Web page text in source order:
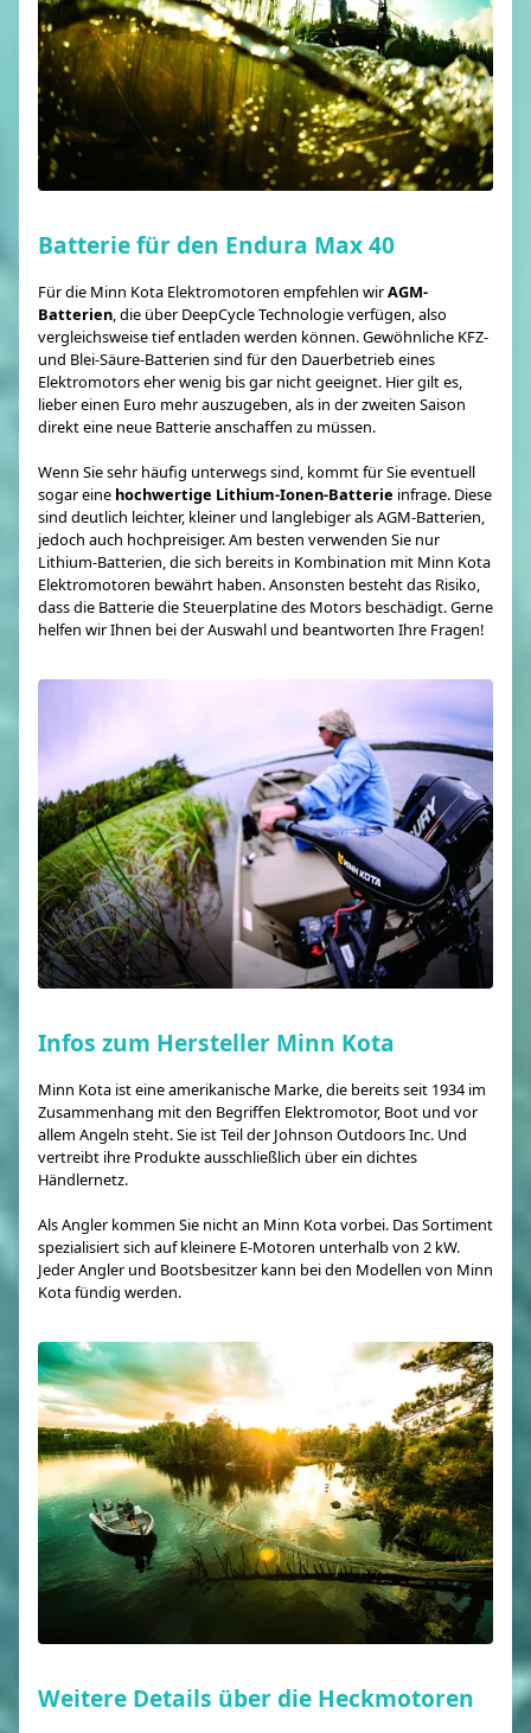
Batterie für den Endura Max 40
Für die Minn Kota Elektromotoren empfehlen wirAGM-
Batterien, die über DeepCycle Technologie verfügen, also
vergleichsweise tief entladen werden können. Gewöhnliche KFZ-
und Blei-Säure-Batterien sind für den Dauerbetrieb eines
Elektromotors eher wenig bis gar nicht geeignet. Hier gilt es,
lieber einen Euro mehr auszugeben, als in der zweiten Saison
direkt eine neue Batterie anschaffen zu müssen.
Wenn Sie sehr häufig unterwegs sind, kommt für Sie eventuell
sogar eine hochwertige Lithium-Ionen-Batterie infrage. Diese
sind deutlich leichter, kleiner und langlebiger als AGM-Batterien,
jedoch auch hochpreisiger. Am besten verwenden Sie nur
Lithium-Batterien, die sich bereits in Kombination mit Minn Kota
Elektromotoren bewährt haben. Ansonsten besteht das Risiko,
dass die Batterie die Steuerplatine des Motors beschädigt. Gerne
helfen wir Ihnen bei der Auswahl und beantworten Ihre Fragen!
Infos zum Hersteller Minn Kota
Minn Kota ist eine amerikanische Marke, die bereits seit 1934 im
Zusammenhang mit den Begriffen Elektromotor, Boot und vor
allem Angeln steht. Sie ist Teil der Johnson Outdoors Inc. Und
vertreibt ihre Produkte ausschließlich über ein dichtes
Händlernetz.
Als Angler kommen Sie nicht an Minn Kota vorbei. Das Sortiment
spezialisiert sich auf kleinere E-Motoren unterhalb von 2 kW.
Jeder Angler und Bootsbesitzer kann bei den Modellen von Minn
Kota fündig werden.
Weitere Details über die Heckmotoren